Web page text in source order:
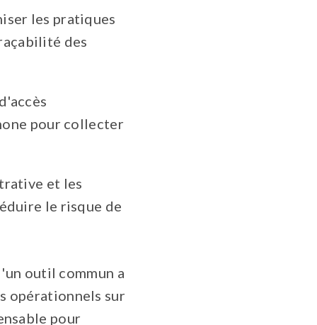
les pratiques
des
pour collecter
et les
le risque de
outil commun a
opérationnels sur
pour